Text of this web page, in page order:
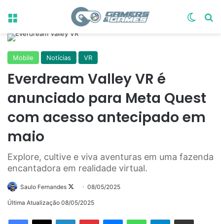
Menu
Mobile Notícias VR
Everdream Valley VR é
anunciado para Meta Quest
com acesso antecipado em
maio
Explore, cultive e viva aventuras em uma fazenda
encantadora em realidade virtual.
Saulo Fernandes
Follow
on
08/05/2025
Última Atualização 08/05/2025
LinkedinPinterestMessengerWhatsAppTelegramCompartilhar via e-mail